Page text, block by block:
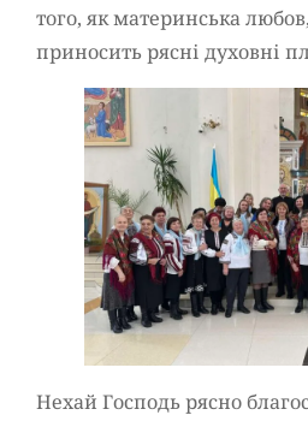
того, як материнська
приносить рясні духовні
Нехай Господь рясно